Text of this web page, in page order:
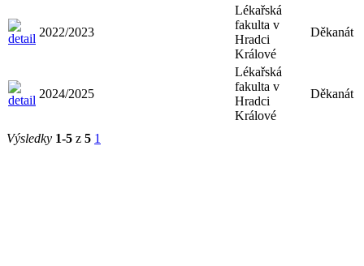
2022/2023
Lékařská
fakulta v
Hradci
Králové
Děkanát
2024/2025
Lékařská
fakulta v
Hradci
Králové
Děkanát
Výsledky 1-5 z 5 1